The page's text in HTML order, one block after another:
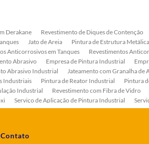
Derakane Revestimento de Diques de Contenção
Jato de Areia Pintura de Estrutura Metálica
Anticorrosivos em Tanques Revestimentos
Abrasivo Empresa de Pintura Industrial
Abrasivo Industrial Jateamento com Granalha de
Industriais Pintura de Reator Industrial Pintura
Industrial Revestimento com Fibra de Vidro
Serviço de Aplicação de Pintura Industrial
Industriais Serviço de Pintura de Tanque
Contato